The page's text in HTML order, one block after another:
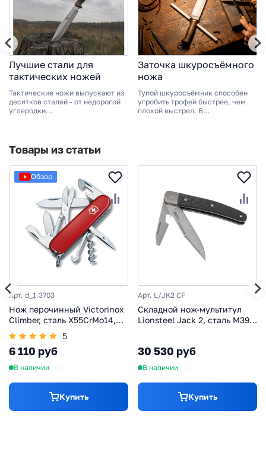
Лучшие стали для
тактических ножей
Тактические ножи выпускают из
десятков сталей - от недорогой
углеродки...
Заточка шкуросъёмного
ножа
Тупой шкуросъёмник способен
угробить трофей быстрее, чем
плохой выстрел. В...
Товары из статьи
Обзор
Арт. d_1.3703
Нож перочинный Victorinox
Climber, сталь X55CrMo14,
рукоять Cellidor®, красный,
14 функций, 91мм
5
6 110 руб
В наличии
Купить
Арт. L/JK2 CF
Складной нож-мультитул
Lionsteel Jack 2, сталь M390,
30 530 руб
В наличии
Купить